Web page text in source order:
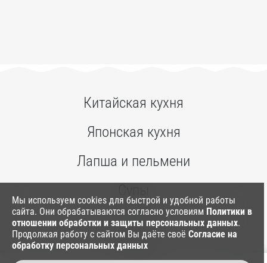
Китайская кухня
Японская кухня
Лапша и пельмени
Ким Паб
Соусы
Мы используем cookies для быстрой и удобной работы
сайта. Они обрабатываются согласно условиям Политики в
отношении обработки и защиты персональных данных.
Продолжая работу с сайтом Вы даёте своё Согласие на
обработку персональных данных